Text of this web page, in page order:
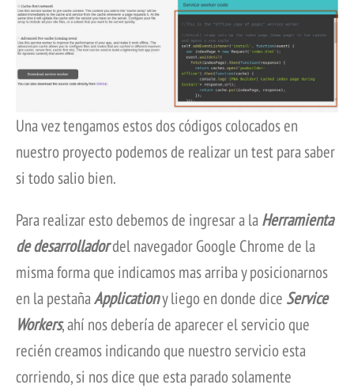
Una vez tengamos estos dos códigos colocados en
nuestro proyecto podemos de realizar un test para saber
si todo salio bien.
Para realizar esto debemos de ingresar a laHerramienta
de desarrolladordel navegador Google Chrome de la
misma forma que indicamos mas arriba y posicionarnos
en la pestañaApplicationy liego en donde dice Service
Workers, ahí nos debería de aparecer el servicio que
recién creamos indicando que nuestro servicio esta
corriendo, si nos dice que esta parado solamente